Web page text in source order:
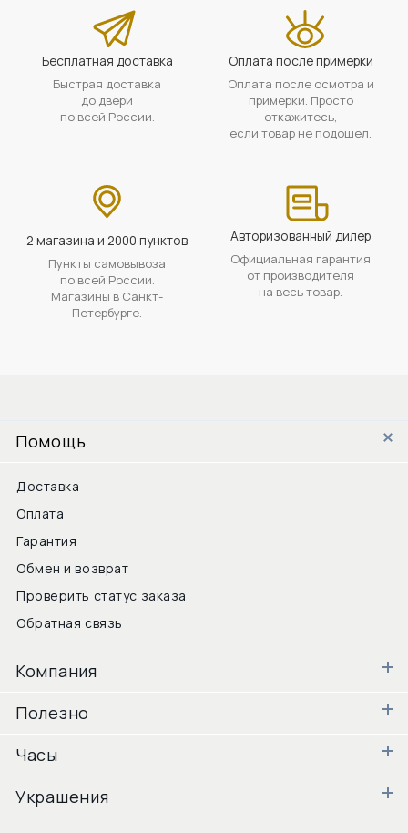
Бесплатная доставка
Быстрая доставка
до двери
по всей России.
Оплата после примерки
Оплата после осмотра и
примерки. Просто
откажитесь,
если товар не подошел.
2 магазина и 2000 пунктов
Пункты самовывоза
по всей России.
Магазины в Санкт-
Петербурге.
Авторизованный дилер
Официальная гарантия
от производителя
на весь товар.
Помощь
Доставка
Оплата
Гарантия
Обмен и возврат
Проверить статус заказа
Обратная связь
Компания
Полезно
Часы
Украшения